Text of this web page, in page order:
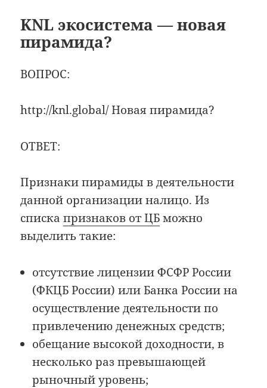
KNL экосистема — новая
пирамида?
ВОПРОС:
http://knl.global/ Новая пирамида?
ОТВЕТ:
Признаки пирамиды в деятельности
данной организации налицо. Из
спискапризнаков от ЦБможно
выделить такие:
отсутствие лицензии ФСФР России
(ФКЦБ России) или Банка России на
осуществление деятельности по
привлечению денежных средств;
обещание высокой доходности, в
несколько раз превышающей
рыночный уровень;